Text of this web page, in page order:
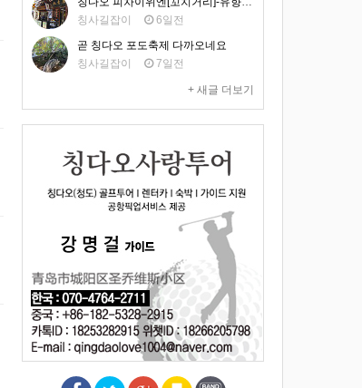
칭사길잡이
6일전
곧 칭다오 포도축제 다까오네요
칭사길잡이
7일전
+ 새글 더보기